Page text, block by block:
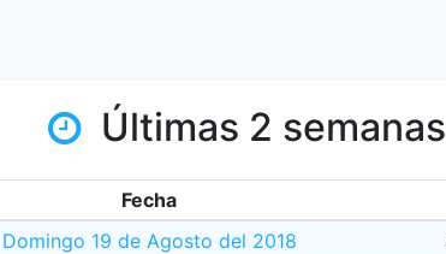
Últimas 2 semanas
Fecha
Domingo 19 de Agosto del 2018